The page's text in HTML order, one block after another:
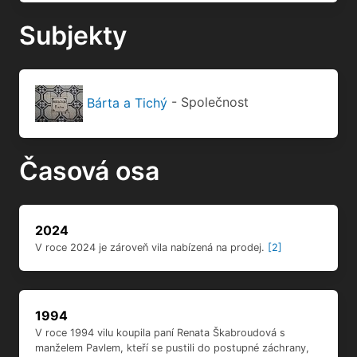
Subjekty
Bárta a Tichý - Společnost
Časová osa
2024
V roce 2024 je zároveň vila nabízená na prodej. [2]
1994
V roce 1994 vilu koupila paní Renata Škabroudová s
manželem Pavlem, kteří se pustili do postupné záchrany,